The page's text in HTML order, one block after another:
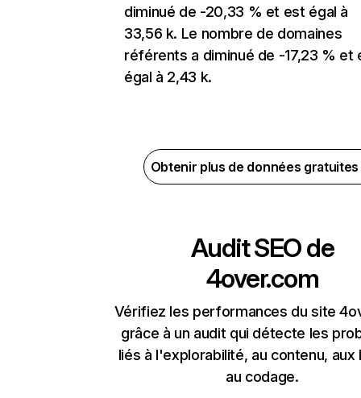
diminué de -20,33 % et est égal à
33,56 k. Le nombre de domaines
référents a diminué de -17,23 % et
égal à 2,43 k.
Obtenir plus de données
Audit SEO de
4over.com
Vérifiez les performances du site
grâce à un audit qui détecte les
liés à l'explorabilité, au contenu, aux
au codage.